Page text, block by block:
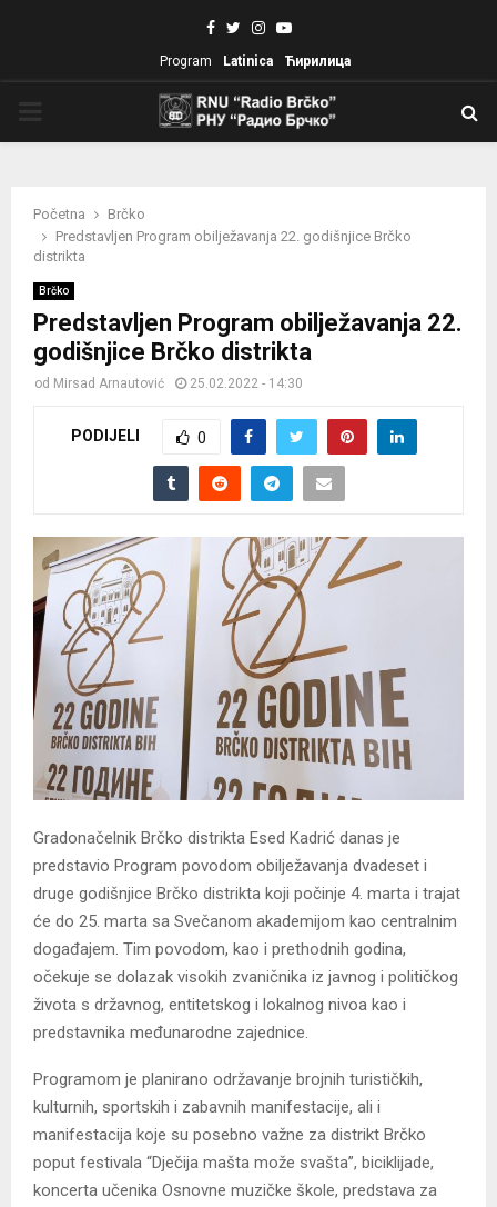
Facebook
TwitterInstagram
Youtube
Program Latinica Ћирилица
Početna
Brčko
Predstavljen Program obilježavanja 22. godišnjice Brčko
distrikta
Brčko
Predstavljen Program obilježavanja 22.
godišnjice Brčko distrikta
od Mirsad Arnautović 25.02.2022 - 14:30
PODIJELI 0
Gradonačelnik Brčko distrikta Esed Kadrić danas je
predstavio Program povodom obilježavanja dvadeset i
druge godišnjice Brčko distrikta koji počinje 4. marta i trajat
će do 25. marta sa Svečanom akademijom kao centralnim
događajem. Tim povodom, kao i prethodnih godina,
očekuje se dolazak visokih zvaničnika iz javnog i političkog
života s državnog, entitetskog i lokalnog nivoa kao i
predstavnika međunarodne zajednice.
Programom je planirano održavanje brojnih turističkih,
kulturnih, sportskih i zabavnih manifestacije, ali i
manifestacija koje su posebno važne za distrikt Brčko
poput festivala “Dječija mašta može svašta”, biciklijade,
koncerta učenika Osnovne muzičke škole, predstava za